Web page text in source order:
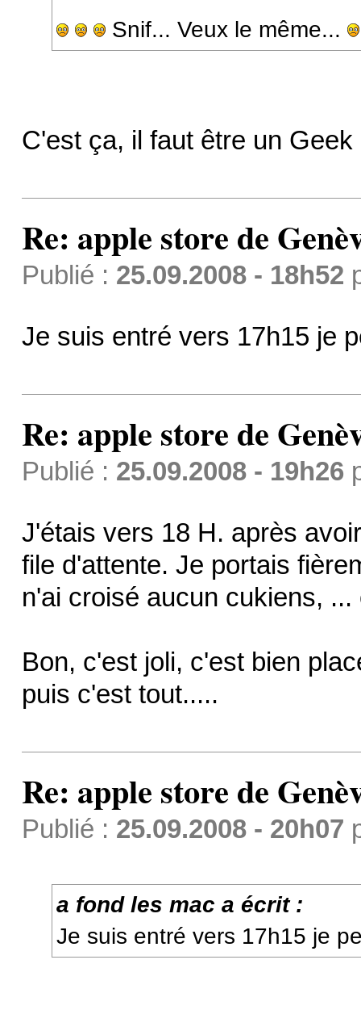
Snif... Veux le même...
C'est ça, il faut être un
Re: apple store de
Publié : 25.09.2008 - 18h52
Je suis entré vers 17h15 je
Re: apple store de
Publié : 25.09.2008 - 19h26
J'étais vers 18 H. après
file d'attente. Je portais
n'ai croisé aucun cukiens,
Bon, c'est joli, c'est bien
puis c'est tout.....
Re: apple store de
Publié : 25.09.2008 - 20h07
a fond les mac a écrit :
Je suis entré vers 17h15 je